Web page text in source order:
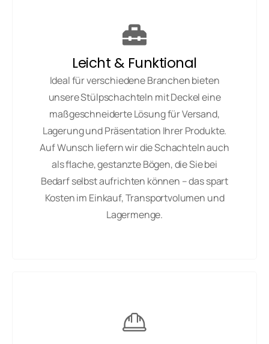
Leicht & Funktional
Ideal für verschiedene Branchen bieten
unsere Stülpschachteln mit Deckel eine
maßgeschneiderte Lösung für Versand,
Lagerung und Präsentation Ihrer Produkte.
Auf Wunsch liefern wir die Schachteln auch
als flache, gestanzte Bögen, die Sie bei
Bedarf selbst aufrichten können – das spart
Kosten im Einkauf, Transportvolumen und
Lagermenge.